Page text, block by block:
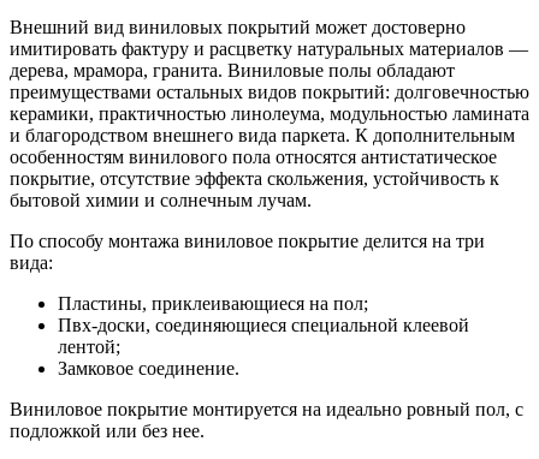
Внешний вид виниловых покрытий может достоверно
имитировать фактуру и расцветку натуральных материалов —
дерева, мрамора, гранита. Виниловые полы обладают
преимуществами остальных видов покрытий: долговечностью
керамики, практичностью линолеума, модульностью ламината
и благородством внешнего вида паркета. К дополнительным
особенностям винилового пола относятся антистатическое
покрытие, отсутствие эффекта скольжения, устойчивость к
бытовой химии и солнечным лучам.
По способу монтажа виниловое покрытие делится на три
вида:
Пластины, приклеивающиеся на пол;
Пвх-доски, соединяющиеся специальной клеевой
лентой;
Замковое соединение.
Виниловое покрытие монтируется на идеально ровный пол, с
подложкой или без нее.